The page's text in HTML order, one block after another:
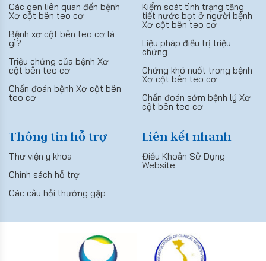
Các gen liên quan đến bệnh
Xơ cột bên teo cơ
Bệnh xơ cột bên teo cơ là
gì?
Triệu chứng của bệnh Xơ
cột bên teo cơ
Chẩn đoán bệnh Xơ cột bên
teo cơ
Kiểm soát tình trạng tăng
tiết nước bọt ở người bệnh
Xơ cột bên teo cơ
Liệu pháp điều trị triệu
chứng
Chứng khó nuốt trong bệnh
Xơ cột bên teo cơ
Chẩn đoán sớm bệnh lý Xơ
cột bên teo cơ
Thông tin hỗ trợ
Thư viện y khoa
Chính sách hỗ trợ
Các câu hỏi thường gặp
Liên kết nhanh
Điều Khoản Sử Dụng
Website